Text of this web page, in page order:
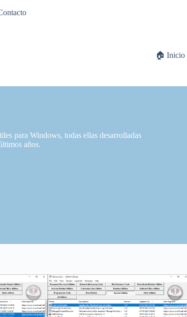
🏠 Inicio
para Windows, todas ellas desarrolladas
años.